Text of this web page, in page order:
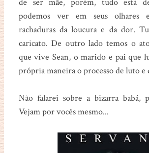
podemos ver em seus olhares
rachaduras da loucura e da dor.
caricato. De outro lado temos o
que vive Sean, o marido e pai que
própria maneira o processo de luto e
Não falarei sobre a bizarra babá,
Vejam por vocês mesmo...